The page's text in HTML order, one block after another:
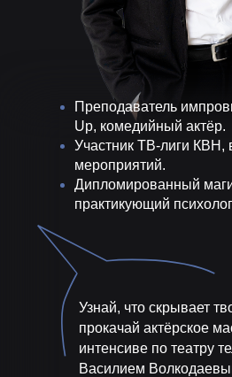
Преподаватель
Up, комедийный актёр.
Участник ТВ-лиги КВН,
мероприятий.
Дипломированный
практикующий
Узнай, что скрывает
прокачай актёрское
интенсиве по театру
Василием